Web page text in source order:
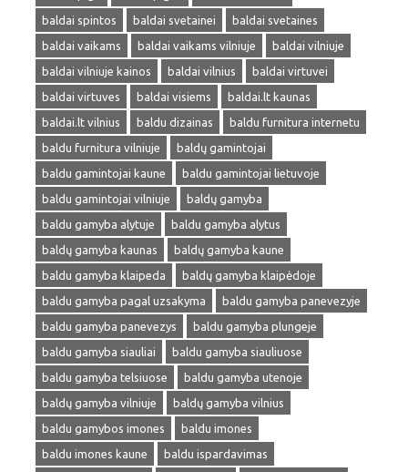
baldai spintos
baldai svetainei
baldai svetaines
baldai vaikams
baldai vaikams vilniuje
baldai vilniuje
baldai vilniuje kainos
baldai vilnius
baldai virtuvei
baldai virtuves
baldai visiems
baldai.lt kaunas
baldai.lt vilnius
baldu dizainas
baldu furnitura internetu
baldu furnitura vilniuje
baldų gamintojai
baldu gamintojai kaune
baldu gamintojai lietuvoje
baldu gamintojai vilniuje
baldų gamyba
baldu gamyba alytuje
baldu gamyba alytus
baldų gamyba kaunas
baldų gamyba kaune
baldu gamyba klaipeda
baldų gamyba klaipėdoje
baldu gamyba pagal uzsakyma
baldu gamyba panevezyje
baldu gamyba panevezys
baldu gamyba plungeje
baldu gamyba siauliai
baldu gamyba siauliuose
baldu gamyba telsiuose
baldu gamyba utenoje
baldų gamyba vilniuje
baldų gamyba vilnius
baldu gamybos imones
baldu imones
baldu imones kaune
baldu ispardavimas